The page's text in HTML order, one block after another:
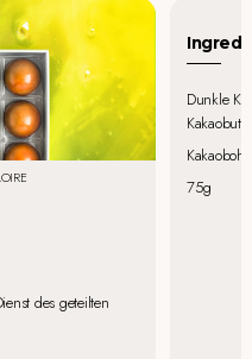
des geteilten
Dunkle
75g